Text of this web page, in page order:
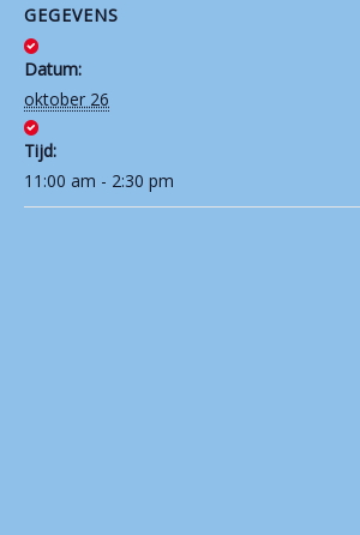
GEGEVENS
Datum:
oktober 26
Tijd:
11:00 am - 2:30 pm